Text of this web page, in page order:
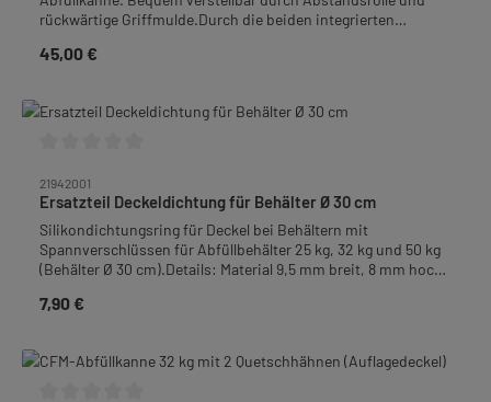
rückwärtige Griffmulde.Durch die beiden integrierten
steilsten Position nicht vom Abfüllknecht rutschen.Maße•
LindenholzGewicht: 2,5 kg
Regulärer Preis:
45,00 €
21942001
Ersatzteil Deckeldichtung für Behälter Ø 30 cm
Silikondichtungsring für Deckel bei Behältern mit
Spannverschlüssen für Abfüllbehälter 25 kg, 32 kg und 50 kg
(Behälter Ø 30 cm).Details: Material 9,5 mm breit, 8 mm hoch,
Silikonkleber Art.-Nr. 31060014.
Regulärer Preis:
7,90 €